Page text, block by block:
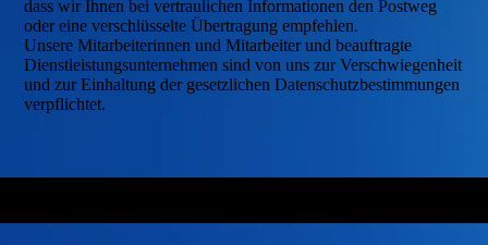
dass wir Ihnen bei vertraulichen Informationen den Postweg
oder eine verschlüsselte Übertragung empfehlen.
Unsere Mitarbeiterinnen und Mitarbeiter und beauftragte
Dienstleistungsunternehmen sind von uns zur Verschwiegenheit
und zur Einhaltung der gesetzlichen Datenschutzbestimmungen
verpflichtet.